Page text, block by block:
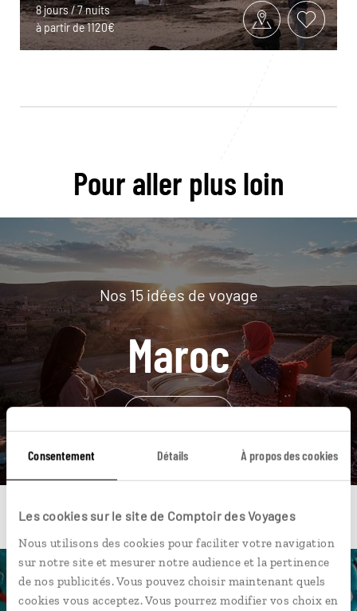
Consentement Détails À propos des cookies
Les cookies sur le site de Comptoir des Voyages
Nous utilisons des cookies pour faciliter votre navigation
sur notre site et mesurer notre audience et la pertinence
de nos publicités. Vous pouvez choisir maintenant quels
cookies vous acceptez. Vous pourrez modifier vos choix en
8 jours / 7 nuits
à partir de 1120€
Pour aller plus loin
Nos 15 idées de voyage
Maroc
Une envie de voyage